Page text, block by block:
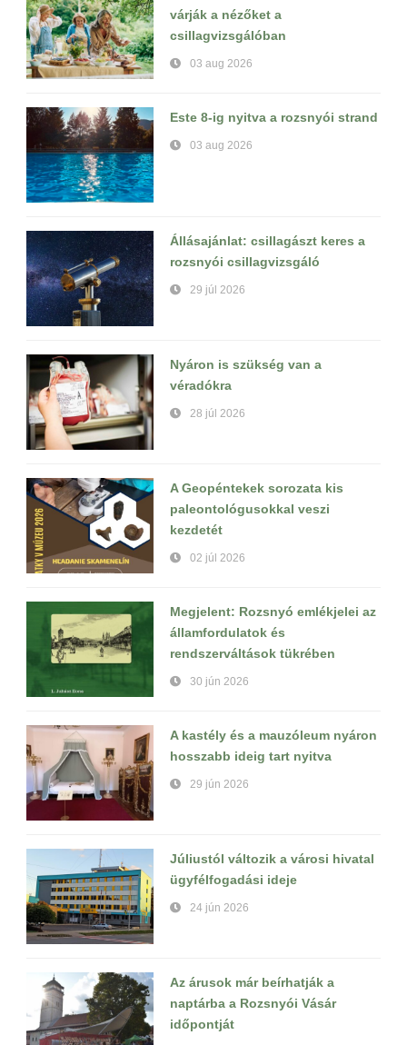
várják a nézőket a
csillagvizsgálóban
03 aug 2026
Este 8-ig nyitva a rozsnyói strand
03 aug 2026
Állásajánlat: csillagászt keres a
rozsnyói csillagvizsgáló
29 júl 2026
Nyáron is szükség van a
véradókra
28 júl 2026
A Geopéntekek sorozata kis
paleontológusokkal veszi
kezdetét
02 júl 2026
Megjelent: Rozsnyó emlékjelei az
államfordulatok és
rendszerváltások tükrében
30 jún 2026
A kastély és a mauzóleum nyáron
hosszabb ideig tart nyitva
29 jún 2026
Júliustól változik a városi hivatal
ügyfélfogadási ideje
24 jún 2026
Az árusok már beírhatják a
naptárba a Rozsnyói Vásár
időpontját